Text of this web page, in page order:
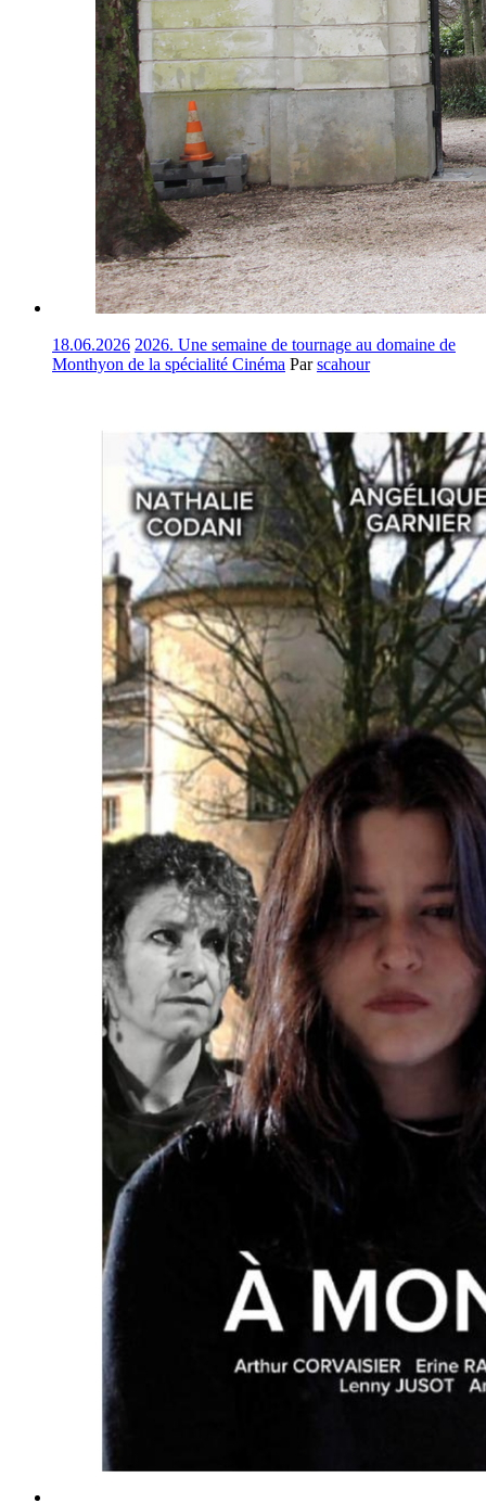
18.06.2026 2026. Une semaine de tournage au domaine de
Monthyon de la spécialité Cinéma Parscahour